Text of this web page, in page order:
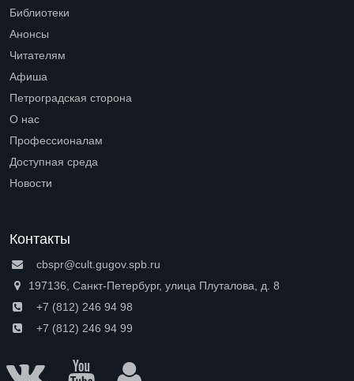
Библиотеки
Анонсы
Читателям
Афиша
Петроградская сторона
О нас
Профессионалам
Доступная среда
Новости
Контакты
cbspr@cult.gugov.spb.ru
197136, Санкт-Петербург, улица Плуталова, д. 8
+7 (812) 246 94 98
+7 (812) 246 94 99